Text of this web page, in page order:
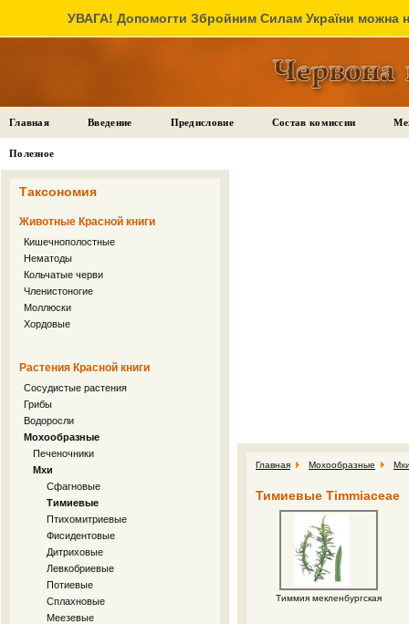
УВАГА! Допомогти Збройним Силам України можна
Главная Введение Предисловие Состав комиссии
Полезное
Таксономия
Животные Красной книги
Кишечнополостные
Нематоды
Кольчатые черви
Членистоногие
Моллюски
Хордовые
Растения Красной книги
Сосудистые растения
Грибы
Водоросли
Мохообразные
Печеночники
Мхи
Сфагновые
Тимиевые
Птихомитриевые
Фисидентовые
Дитриховые
Левкобриевые
Потиевые
Сплахновые
Меезевые
Главная Мохообразные
Тимиевые Timmiaceae
Тиммия мекленбургская